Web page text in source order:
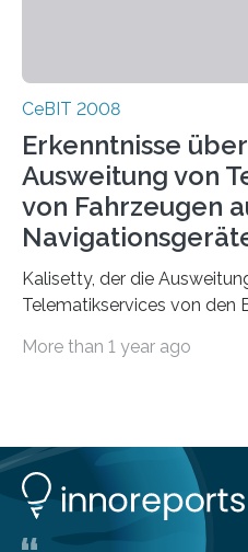
CeBIT 2008
Erkenntnisse
Ausweitung von
von Fahrzeugen
Kalisetty, der die
Telematikservices von den
Kommunikationsgeräte
More than 1 year ago